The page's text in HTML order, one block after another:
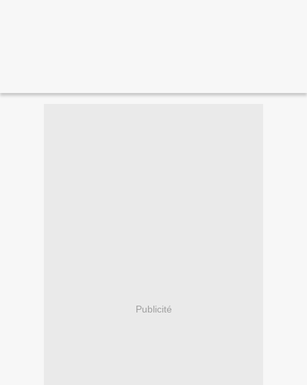
Publicité